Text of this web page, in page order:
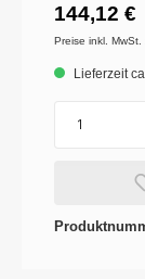
144,12 €
Preise inkl.
Lieferzeit